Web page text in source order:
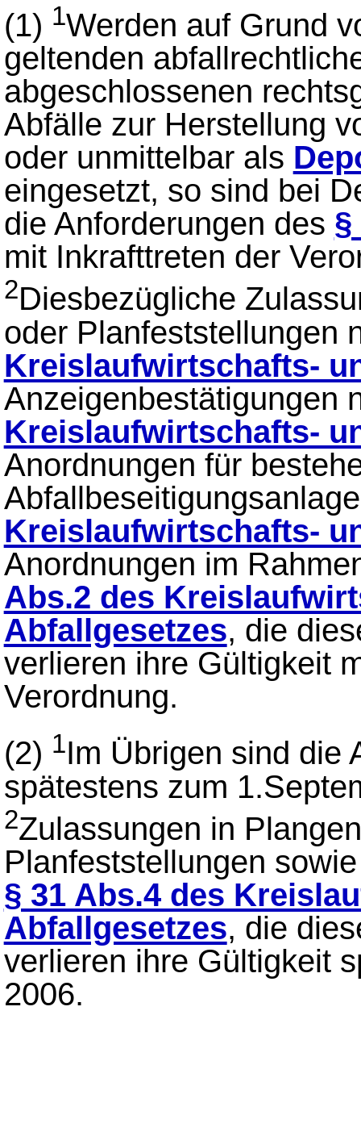
(1) 1Werden auf Grund
geltenden
abgeschlossenen
Abfälle zur Herstellung
oder unmittelbar als
eingesetzt, so sind bei
die Anforderungen des §
mit Inkrafttreten der
2Diesbezügliche
oder Planfeststellungen
Kreislaufwirtschafts-
Anzeigenbestätigungen
Kreislaufwirtschafts-
Anordnungen für
Kreislaufwirtschafts-
Anordnungen im
Abs.2 des
Abfallgesetzes, die
verlieren ihre Gültigkeit
Verordnung.
(2) 1Im Übrigen sind die
spätestens zum
2Zulassungen in
Planfeststellungen
§ 31 Abs.4 des
Abfallgesetzes, die
verlieren ihre Gültigkeit
2006.